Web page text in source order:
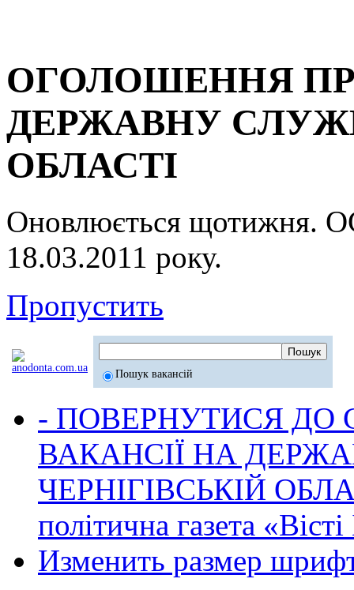
ОГОЛОШЕННЯ
ДЕРЖАВНУ
ОБЛАСТІ
Оновлюється
18.03.2011 року.
Пропустить
Пошук вакансій
- ПОВЕРНУТИСЯ ДО
ВАКАНСІЇ НА
ЧЕРНІГІВСЬКІЙ
політична газета
Изменить размер